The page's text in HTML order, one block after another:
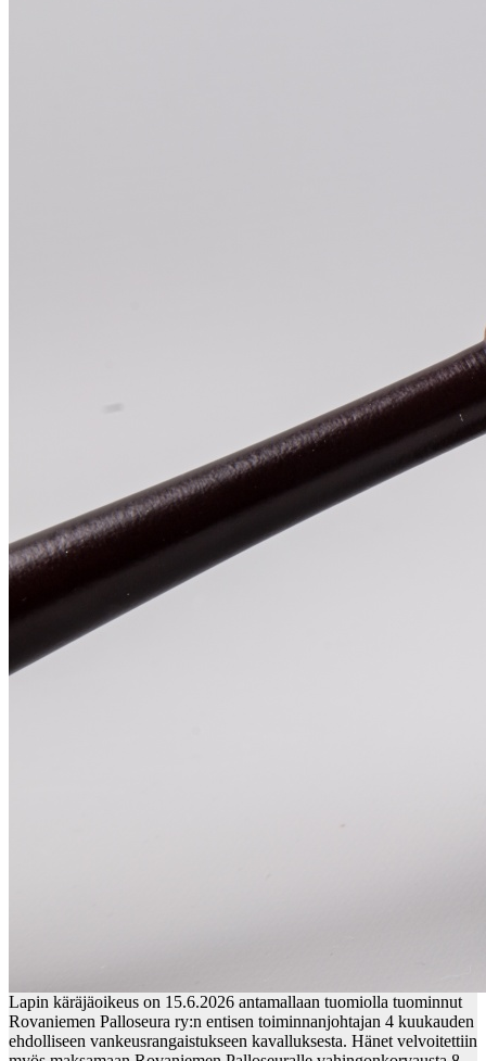
Lapin käräjäoikeus on 15.6.2026 antamallaan tuomiolla tuominnut
Rovaniemen Palloseura ry:n entisen toiminnanjohtajan 4 kuukauden
ehdolliseen vankeusrangaistukseen kavalluksesta. Hänet velvoitettiin